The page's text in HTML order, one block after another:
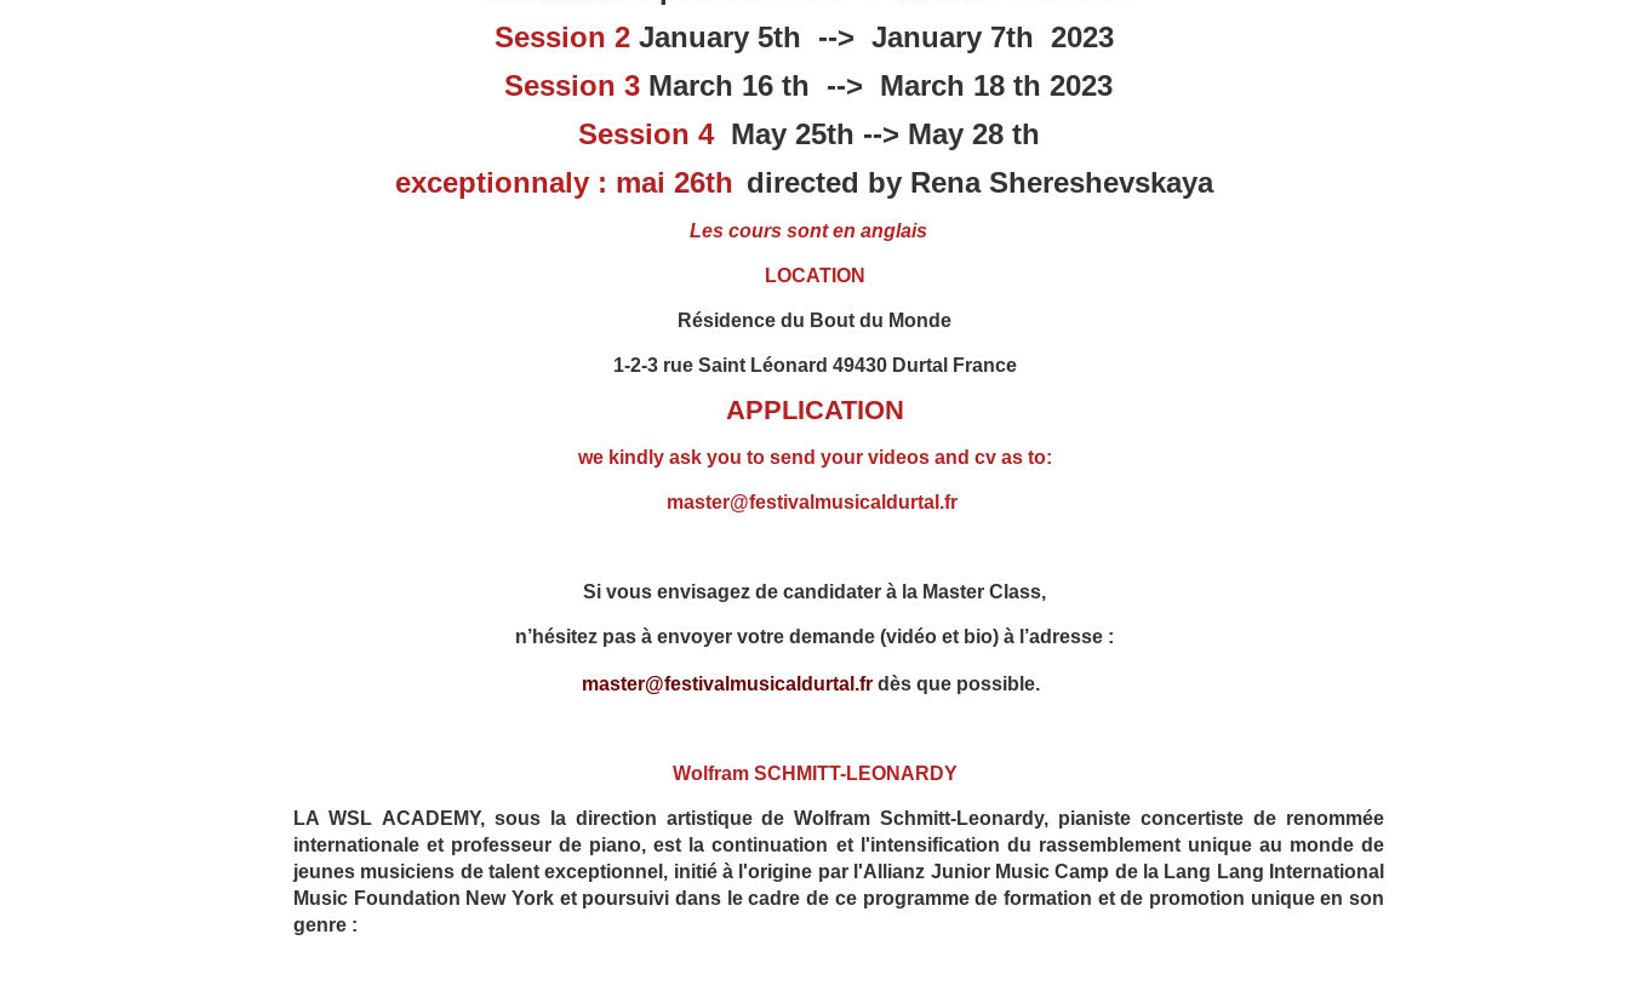
Session 2January 5th --> January 7th 2023
Session 3 March 16 th --> March 18 th 2023
Session 4May 25th --> May 28 th
exceptionnaly : mai 26th directed by Rena Shereshevskaya
Les cours sont en anglais
LOCATION
Résidence du Bout du Monde
1-2-3 rue Saint Léonard 49430 Durtal France
APPLICATION
we kindly ask you to send your videos and cv as to:
master@festivalmusicaldurtal.fr
Si vous envisagez de candidater à la Master Class,
n’hésitez pas à envoyer votre demande (vidéo et bio) à l’adresse :
master@festivalmusicaldurtal.fr dès que possible.
Wolfram SCHMITT-LEONARDY
LA WSL ACADEMY, sous la direction artistique de Wolfram Schmitt-Leonardy, pianiste concertiste de renommée
internationale et professeur de piano, est la continuation et l'intensification du rassemblement unique au monde de
jeunes musiciens de talent exceptionnel, initié à l'origine par l'Allianz Junior Music Camp de la Lang Lang International
Music Foundation New York et poursuivi dans le cadre de ce programme de formation et de promotion unique en son
genre :